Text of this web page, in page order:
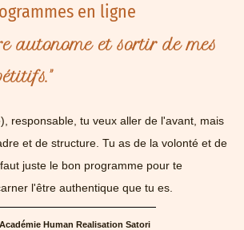
en ligne
autonome et sortir de mes
responsable, tu veux aller de l'avant, mais
et de structure. Tu as de la volonté et de
juste le bon programme pour te
l'être authentique que tu es.
Human Realisation Satori